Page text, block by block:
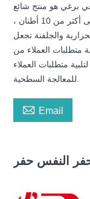
برغي هو منتج شائع
لمصنعنا ، الإنتاج اليومي يمكن أن يصل إلى أكثر من 10 أطنان ،
والجلفنة تجعل
متطلبات العملاء من
متطلبات العملاء
 Email
النفس حفر